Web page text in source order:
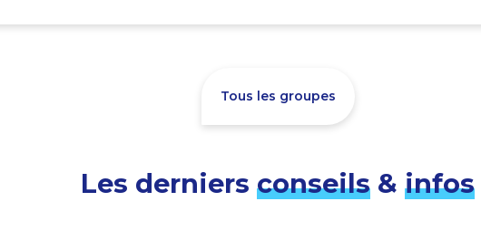
Tous les groupes
Les derniers conseils & infos